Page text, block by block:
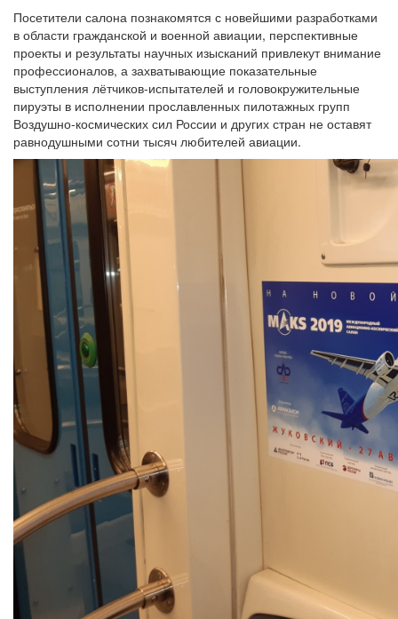
Посетители салона познакомятся с новейшими разработками
в области гражданской и военной авиации, перспективные
проекты и результаты научных изысканий привлекут внимание
профессионалов, а захватывающие показательные
выступления лётчиков-испытателей и головокружительные
пируэты в исполнении прославленных пилотажных групп
Воздушно-космических сил России и других стран не оставят
равнодушными сотни тысяч любителей авиации.